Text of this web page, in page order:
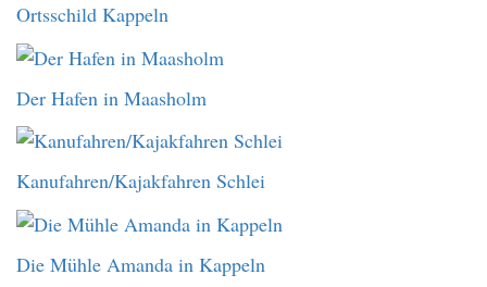
Ortsschild Kappeln
Der Hafen in Maasholm
Kanufahren/Kajakfahren Schlei
Die Mühle Amanda in Kappeln